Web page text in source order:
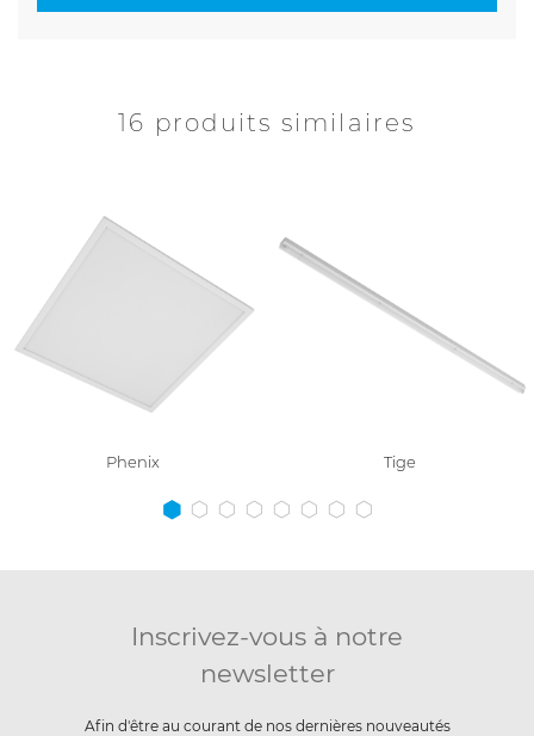
16 produits similaires
Phenix Tige
Inscrivez-vous à notre
newsletter
Afin d'être au courant de nos dernières nouveautés